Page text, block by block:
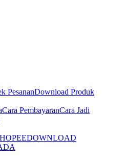
PesananDownload Produk
Cara PembayaranCara Jadi
DOWNLOAD